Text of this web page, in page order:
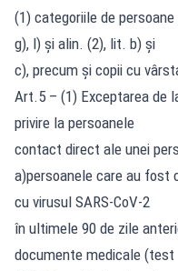
(1) categoriile de
g), l) și alin. (2), lit. b) și
c), precum și copii cu
Art.5 – (1) Exceptarea de
privire la persoanele
contact direct ale unei
a)persoanele care au
cu virusul SARS-CoV-2
în ultimele 90 de zile
documente medicale (test